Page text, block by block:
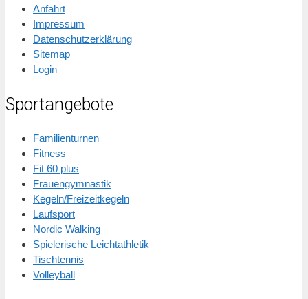
Anfahrt
Impressum
Datenschutzerklärung
Sitemap
Login
Sportangebote
Familienturnen
Fitness
Fit 60 plus
Frauengymnastik
Kegeln/Freizeitkegeln
Laufsport
Nordic Walking
Spielerische Leichtathletik
Tischtennis
Volleyball